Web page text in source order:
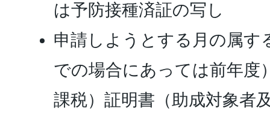
は予防接種済証の写し
申請しようとする月の属す
での場合にあっては前年度
課税）証明書（助成対象者